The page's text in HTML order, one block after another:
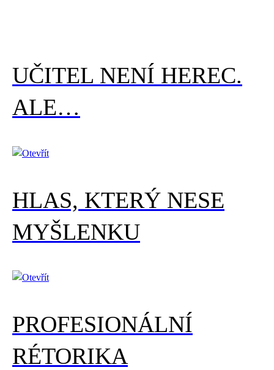
UČITEL NENÍ HEREC.
ALE…
HLAS, KTERÝ NESE
MYŠLENKU
PROFESIONÁLNÍ
RÉTORIKA